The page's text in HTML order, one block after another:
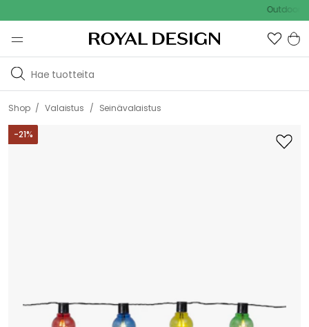
Outdoor
Shop / Valaistus / Seinävalaistus
-21%